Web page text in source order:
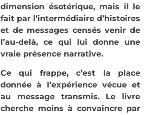
dimension ésotérique, mais il le
fait par l’intermédiaire d’histoires
et de messages censés venir de
l’au-delà, ce qui lui donne une
vraie présence narrative.
Ce qui frappe, c’est la place
donnée à l’expérience vécue et
au message transmis. Le livre
cherche moins à convaincre par